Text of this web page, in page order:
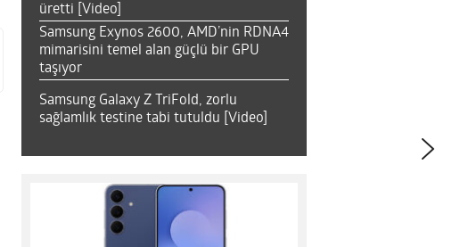
üretti [Video]
Samsung Exynos 2600, AMD’nin RDNA4
mimarisini temel alan güçlü bir GPU
taşıyor
Samsung Galaxy Z TriFold, zorlu
sağlamlık testine tabi tutuldu [Video]